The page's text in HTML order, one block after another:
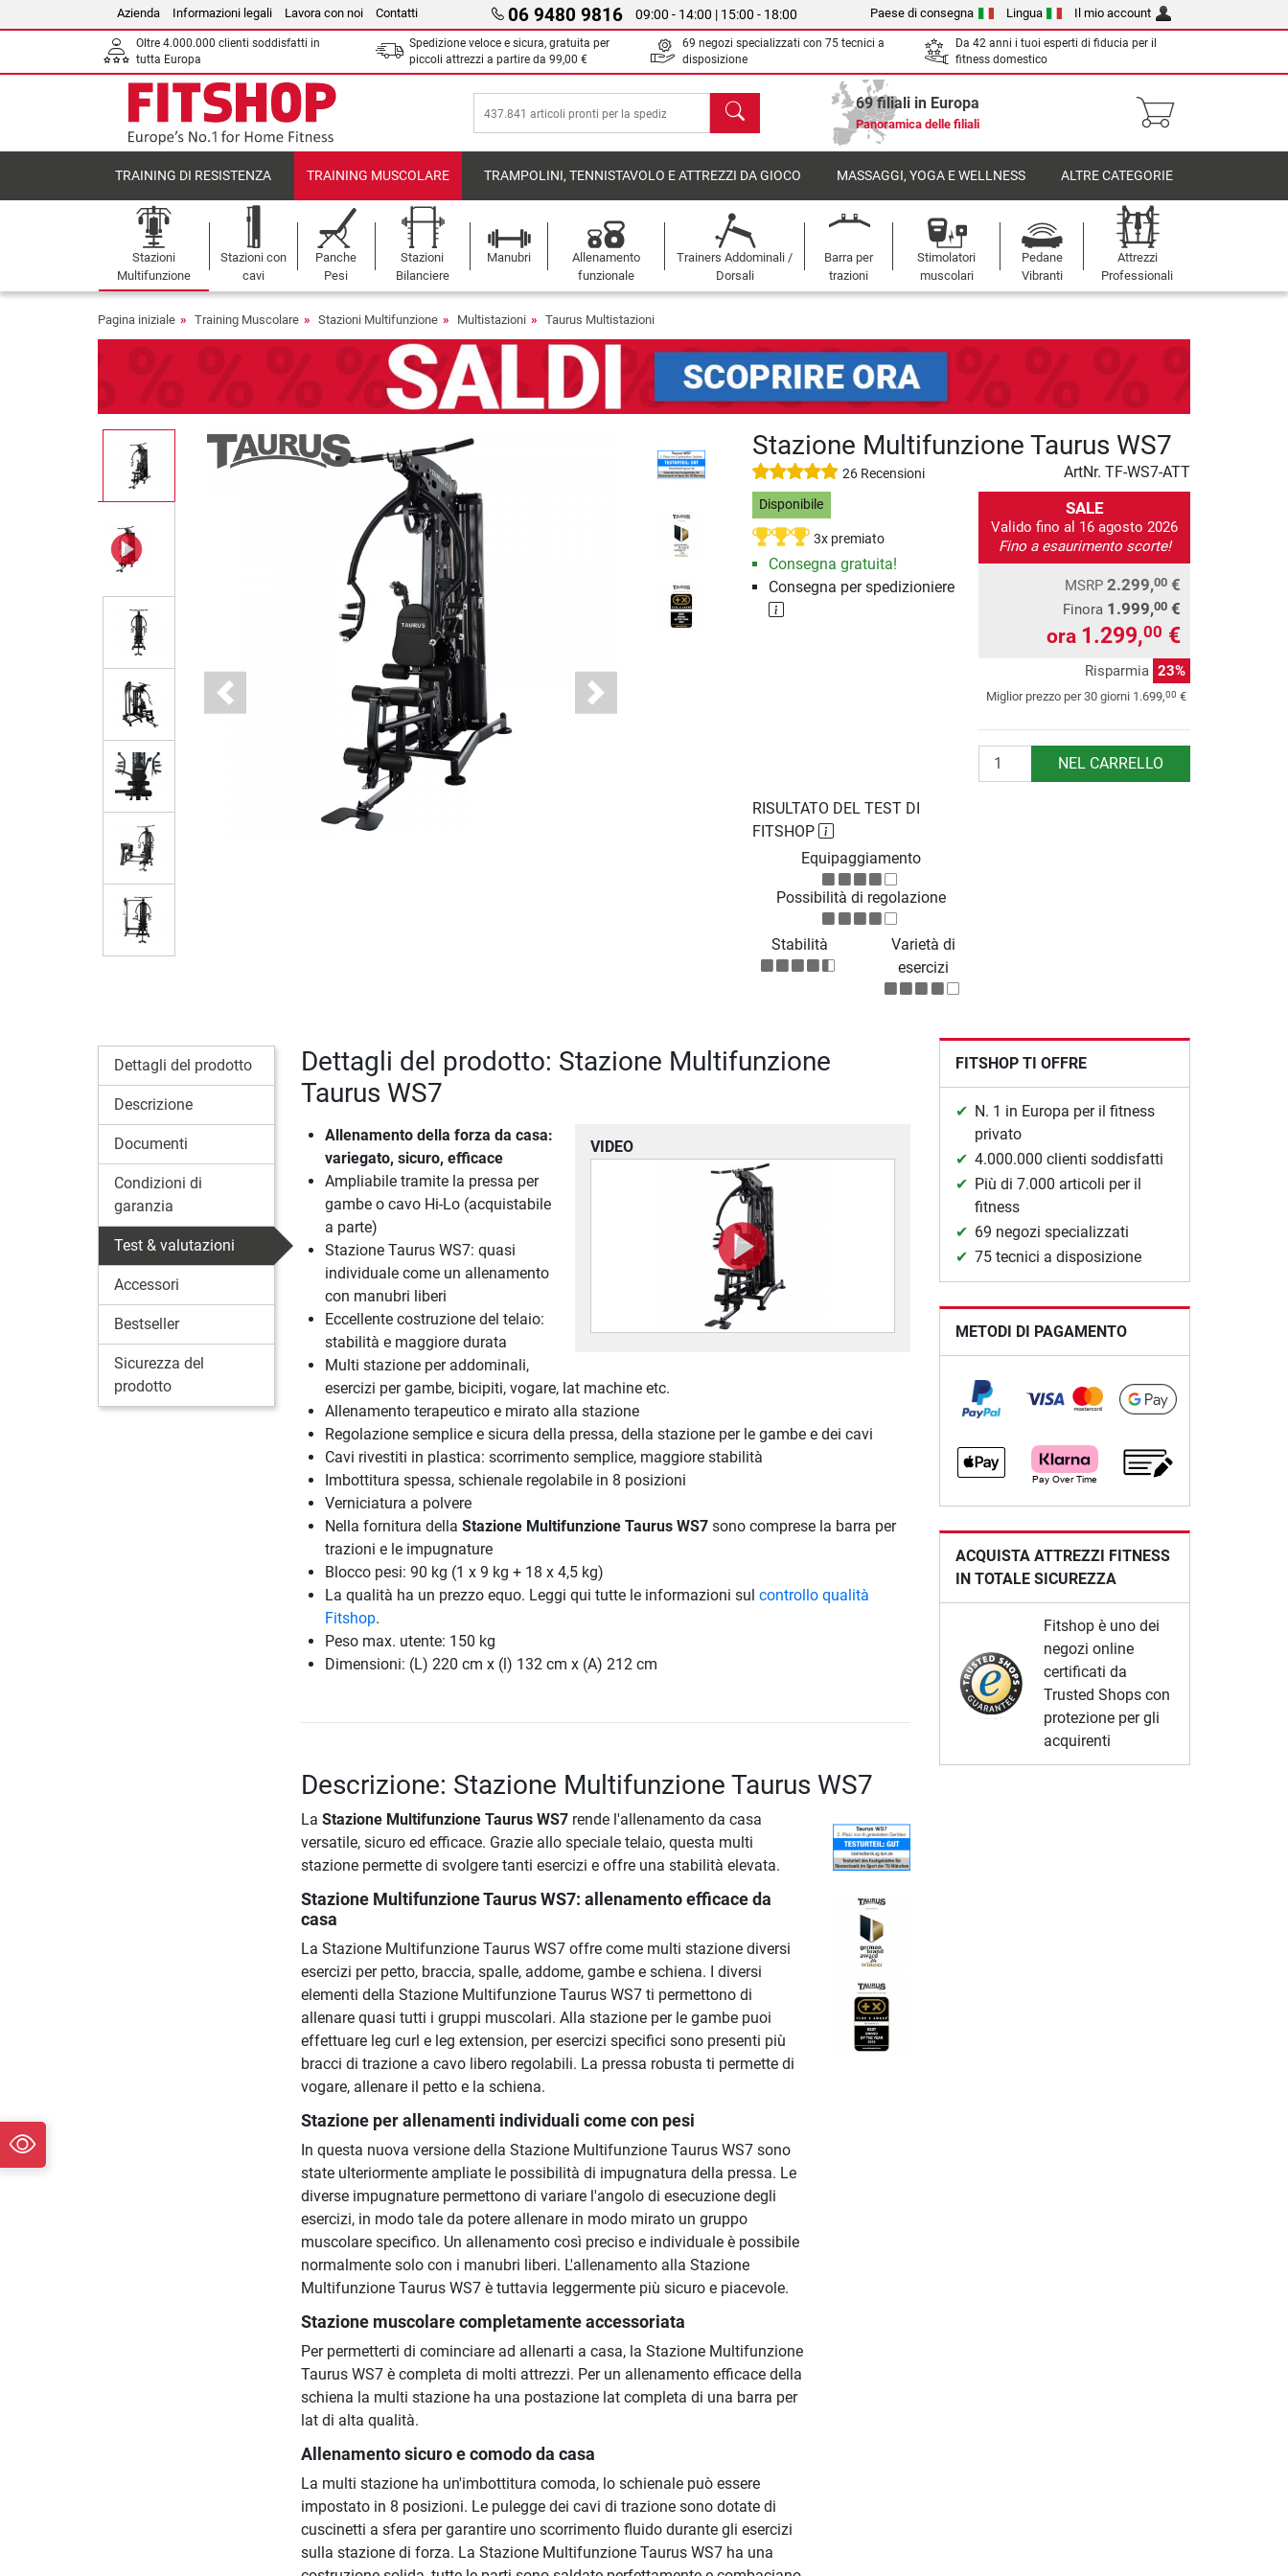
Azienda Informazioni legali Lavora con noi Contatti 06 9480 9816 09:00 - 14:00 | 15:00 - 18:00 Paese di consegna Lingua Il mio account
Oltre 4.000.000 clienti soddisfatti in
tutta Europa
Spedizione veloce e sicura, gratuita per
piccoli attrezzi a partire da 99,00 €
69 negozi specializzati con 75 tecnici a
disposizione
Da 42 anni i tuoi esperti di fiducia per il
fitness domestico
Cerca 69 filiali in Europa
Panoramica delle filiali
TRAINING DI RESISTENZA TRAINING MUSCOLARE TRAMPOLINI, TENNISTAVOLO E ATTREZZI DA GIOCO MASSAGGI, YOGA E WELLNESS ALTRE CATEGORIE
Stazioni
Multifunzione
Stazioni con
cavi
Panche
Pesi
Stazioni
Bilanciere
Manubri
Allenamento
funzionale
Trainers Addominali /
Dorsali
Barra per
trazioni
Stimolatori
muscolari
Pedane
Vibranti
Attrezzi
Professionali
Pagina iniziale Training Muscolare Stazioni Multifunzione Multistazioni Taurus Multistazioni
Previous Next
Stazione Multifunzione Taurus WS7
26 Recensioni ArtNr. TF-WS7-ATT
Disponibile
3x premiato
Consegna gratuita!
Consegna per spedizioniere
SALE
Valido fino al 16 agosto 2026
Fino a esaurimento scorte!
MSRP 2.299,00 €
Finora 1.999,00 €
ora 1.299,00 €
Risparmia 23%
Miglior prezzo per 30 giorni 1.699,00 €
Quantità NEL CARRELLO
RISULTATO DEL TEST DI
FITSHOP
Equipaggiamento
Possibilità di regolazione
Stabilità
Varietà di
esercizi
Dettagli del prodotto
Descrizione
Documenti
Condizioni di
garanzia
Test & valutazioni
Accessori
Bestseller
Sicurezza del
prodotto
Dettagli del prodotto: Stazione Multifunzione
Taurus WS7
VIDEO
Allenamento della forza da casa:
variegato, sicuro, efficace
Ampliabile tramite la pressa per
gambe o cavo Hi-Lo (acquistabile
a parte)
Stazione Taurus WS7: quasi
individuale come un allenamento
con manubri liberi
Eccellente costruzione del telaio:
stabilità e maggiore durata
Multi stazione per addominali,
esercizi per gambe, bicipiti, vogare, lat machine etc.
Allenamento terapeutico e mirato alla stazione
Regolazione semplice e sicura della pressa, della stazione per le gambe e dei cavi
Cavi rivestiti in plastica: scorrimento semplice, maggiore stabilità
Imbottitura spessa, schienale regolabile in 8 posizioni
Verniciatura a polvere
Nella fornitura della Stazione Multifunzione Taurus WS7sono comprese la barra per
trazioni e le impugnature
Blocco pesi: 90 kg (1 x 9 kg + 18 x 4,5 kg)
La qualità ha un prezzo equo. Leggi qui tutte le informazioni sul controllo qualità
Fitshop.
Peso max. utente: 150 kg
Dimensioni: (L) 220 cm x (l) 132 cm x (A) 212 cm
Descrizione: Stazione Multifunzione Taurus WS7
La Stazione Multifunzione Taurus WS7rende l'allenamento da casa
versatile, sicuro ed efficace. Grazie allo speciale telaio, questa multi
stazione permette di svolgere tanti esercizi e offre una stabilità elevata.
Stazione Multifunzione Taurus WS7: allenamento efficace da
casa
La Stazione Multifunzione Taurus WS7 offre come multi stazione diversi
esercizi per petto, braccia, spalle, addome, gambe e schiena. I diversi
elementi della Stazione Multifunzione Taurus WS7 ti permettono di
allenare quasi tutti i gruppi muscolari. Alla stazione per le gambe puoi
effettuare leg curl e leg extension, per esercizi specifici sono presenti più
bracci di trazione a cavo libero regolabili. La pressa robusta ti permette di
vogare, allenare il petto e la schiena.
Stazione per allenamenti individuali come con pesi
In questa nuova versione della Stazione Multifunzione Taurus WS7 sono
state ulteriormente ampliate le possibilità di impugnatura della pressa. Le
diverse impugnature permettono di variare l'angolo di esecuzione degli
esercizi, in modo tale da potere allenare in modo mirato un gruppo
muscolare specifico. Un allenamento così preciso e individuale è possibile
normalmente solo con i manubri liberi. L'allenamento alla Stazione
Multifunzione Taurus WS7 è tuttavia leggermente più sicuro e piacevole.
Stazione muscolare completamente accessoriata
Per permetterti di cominciare ad allenarti a casa, la Stazione Multifunzione
Taurus WS7 è completa di molti attrezzi. Per un allenamento efficace della
schiena la multi stazione ha una postazione lat completa di una barra per
lat di alta qualità.
Allenamento sicuro e comodo da casa
La multi stazione ha un'imbottitura comoda, lo schienale può essere
impostato in 8 posizioni. Le pulegge dei cavi di trazione sono dotate di
cuscinetti a sfera per garantire uno scorrimento fluido durante gli esercizi
sulla stazione di forza. La Stazione Multifunzione Taurus WS7 ha una
FITSHOP TI OFFRE
N. 1 in Europa per il fitness
privato
4.000.000 clienti soddisfatti
Più di 7.000 articoli per il
fitness
69 negozi specializzati
75 tecnici a disposizione
METODI DI PAGAMENTO
ACQUISTA ATTREZZI FITNESS
IN TOTALE SICUREZZA
Fitshop è uno dei
negozi online
certificati da
Trusted Shops con
protezione per gli
acquirenti